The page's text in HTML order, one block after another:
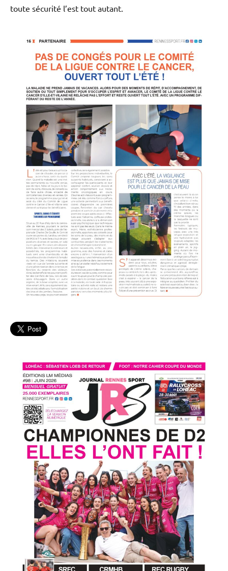
toute sécurité l’est tout autant.
partenaires
Publireportages